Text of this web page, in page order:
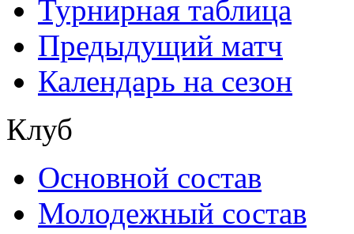
Турнирная таблица
Предыдущий матч
Календарь на сезон
Клуб
Основной состав
Молодежный состав